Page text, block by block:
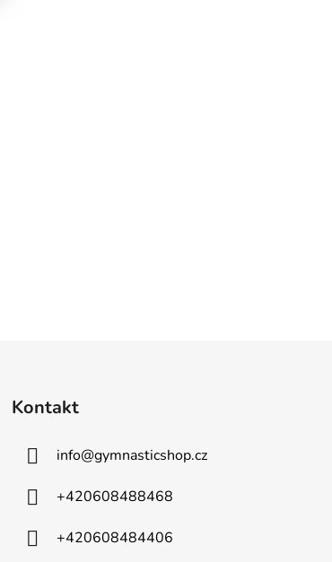
Kontakt
info@gymnasticshop.cz
+420608488468
+420608484406